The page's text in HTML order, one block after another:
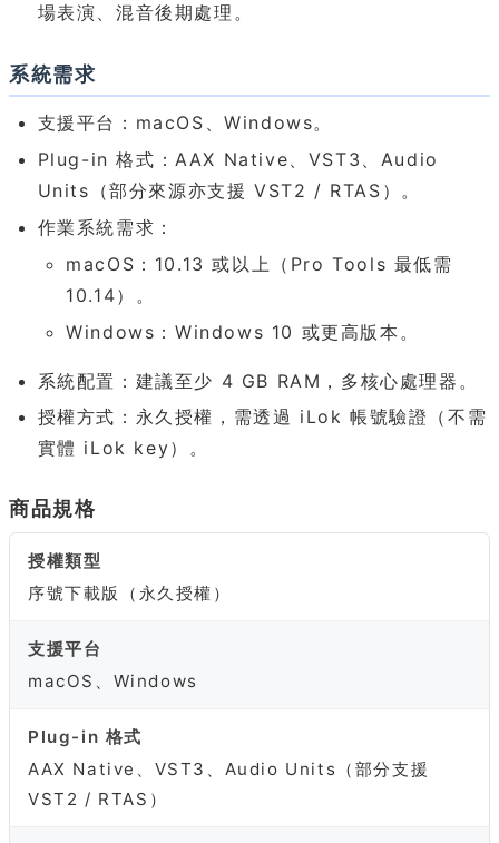
場表演、混音後期處理。
系統需求
支援平台：macOS、Windows。
Plug-in 格式：AAX Native、VST3、Audio
Units（部分來源亦支援 VST2 / RTAS）。
作業系統需求：
macOS：10.13 或以上（Pro Tools 最低需
10.14）。
Windows：Windows 10 或更高版本。
系統配置：建議至少 4 GB RAM，多核心處理器。
授權方式：永久授權，需透過 iLok 帳號驗證（不需
實體 iLok key）。
商品規格
授權類型
序號下載版（永久授權）
支援平台
macOS、Windows
Plug-in 格式
AAX Native、VST3、Audio Units（部分支援
VST2 / RTAS）